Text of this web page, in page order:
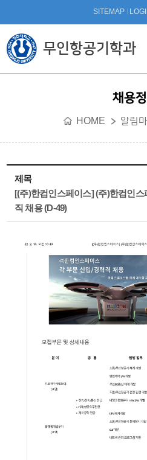
본문 바
무인항공기학과
SITEMAP
채용
HOME 알림
제목
[(주)한컴인스페이스] (주)한컴인스
직 채용 (D-49)